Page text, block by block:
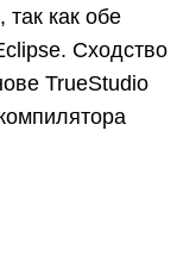
как обе
Сходство
TrueStudio